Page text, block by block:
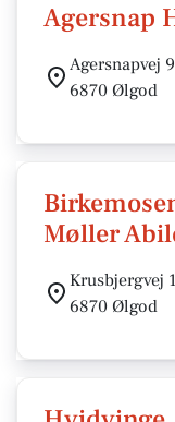
Agersnap
Agersnapvej 9
6870 Ølgod
Møller
Krusbjergvej
6870 Ølgod